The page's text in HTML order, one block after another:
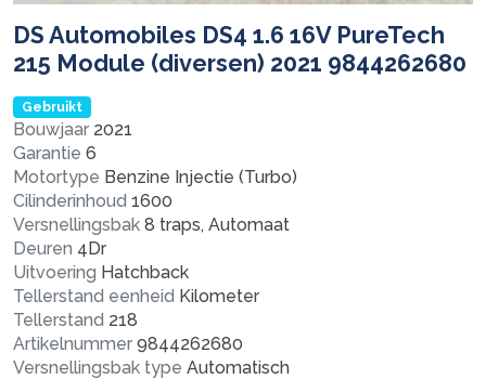
DS Automobiles DS4 1.6 16V PureTech
215 Module (diversen) 2021 9844262680
Gebruikt
Bouwjaar 2021
Garantie 6
Motortype Benzine Injectie (Turbo)
Cilinderinhoud 1600
Versnellingsbak 8 traps, Automaat
Deuren 4Dr
Uitvoering Hatchback
Tellerstand eenheid Kilometer
Tellerstand 218
Artikelnummer 9844262680
Versnellingsbak type Automatisch